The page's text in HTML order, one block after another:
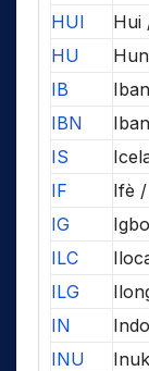
HUI
Hui
HU
IB
Iban
IBN
IS
IF
Ifè
IG
ILC
ILG
IN
INU